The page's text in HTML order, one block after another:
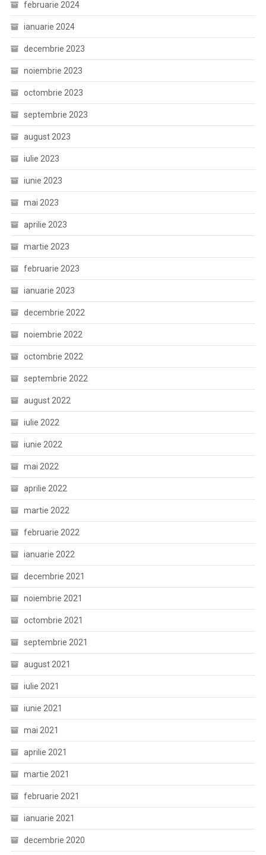
februarie 2024
ianuarie 2024
decembrie 2023
noiembrie 2023
octombrie 2023
septembrie 2023
august 2023
iulie 2023
iunie 2023
mai 2023
aprilie 2023
martie 2023
februarie 2023
ianuarie 2023
decembrie 2022
noiembrie 2022
octombrie 2022
septembrie 2022
august 2022
iulie 2022
iunie 2022
mai 2022
aprilie 2022
martie 2022
februarie 2022
ianuarie 2022
decembrie 2021
noiembrie 2021
octombrie 2021
septembrie 2021
august 2021
iulie 2021
iunie 2021
mai 2021
aprilie 2021
martie 2021
februarie 2021
ianuarie 2021
decembrie 2020